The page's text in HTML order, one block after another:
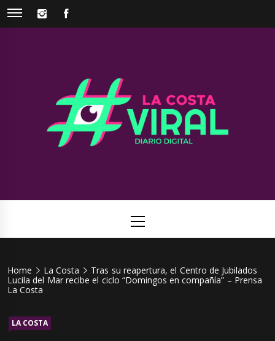
Skip
INSTAGRAM
Viral
Menu
Home La Costa
Tras su reapertura, el Centro de Jubilados
Lucila del Mar recibe el ciclo “Domingos en compañía” – Prensa
La Costa
LA COSTA